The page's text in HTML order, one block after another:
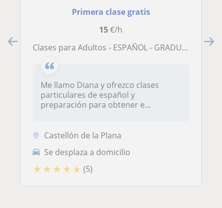
Primera clase gratis
15€/h
Clases para Adultos - ESPAÑOL - GRADUADO ESCOLAR
Me llamo Diana y ofrezco clases
particulares de español y
preparación para obtener e...
Castellón de la Plana
Se desplaza a domicilio
★ ★ ★ ★ ★ (5)